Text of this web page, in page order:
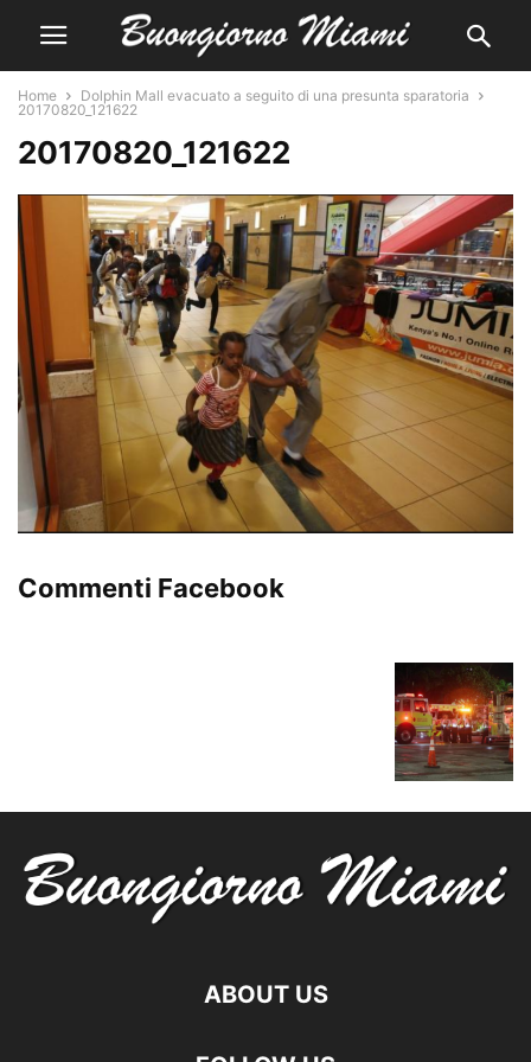
Home
Dolphin Mall evacuato a seguito di una presunta sparatoria
20170820_121622
20170820_121622
Commenti Facebook
ABOUT US